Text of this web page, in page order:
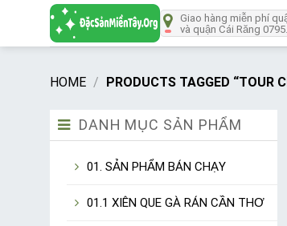
Giao hàng miễn phí
và quận Cái Răng
HOME / PRODUCTS TAGGED “TOUR
DANH MỤC SẢN PHẨM
01. SẢN PHẨM BÁN CHẠY
01.1 XIÊN QUE GÀ RÁN CẦN THƠ